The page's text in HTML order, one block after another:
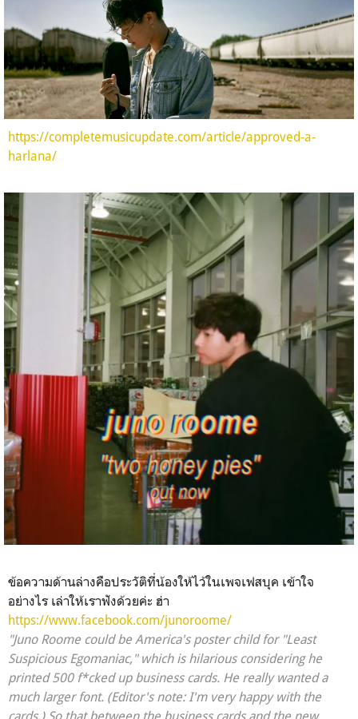
https://completemusicupdate.com/article/approved-a-
harlana/
ข้อความด้านล่างคือประวัติที่น้องให้ไว้ในเพจเฟสบุค เข้าใจ
อย่างไร เล่าให้เราฟังด้วยค่ะ ฮ่า
https://www.facebook.com/junoroome/
"Juno Roome could be America's poster child for "Least
Suspicious Egomaniac," which is hilarious considering he
printed 500 f*cked up business cards. He really wanted a
much larger font. (Editor's note: I'm very happy with the